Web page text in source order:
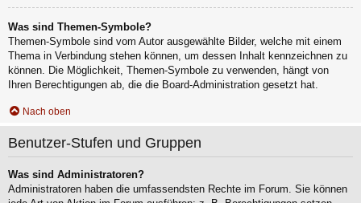
Was sind Themen-Symbole?
Themen-Symbole sind vom Autor ausgewählte Bilder, welche mit einem
Thema in Verbindung stehen können, um dessen Inhalt kennzeichnen zu
können. Die Möglichkeit, Themen-Symbole zu verwenden, hängt von
Ihren Berechtigungen ab, die die Board-Administration gesetzt hat.
Nach oben
Benutzer-Stufen und Gruppen
Was sind Administratoren?
Administratoren haben die umfassendsten Rechte im Forum. Sie können